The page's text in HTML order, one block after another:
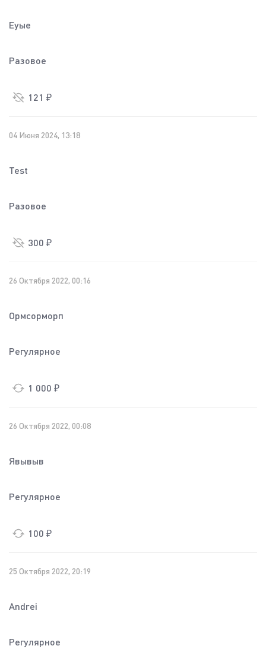
Еуые
Разовое
121 ₽
04 Июня 2024, 13:18
Test
Разовое
300 ₽
26 Октября 2022, 00:16
Ормсорморп
Регулярное
1 000 ₽
26 Октября 2022, 00:08
Явывыв
Регулярное
100 ₽
25 Октября 2022, 20:19
Andrei
Регулярное